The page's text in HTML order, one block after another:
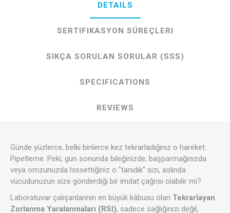
DETAILS
SERTIFIKASYON SÜREÇLERI
SIKÇA SORULAN SORULAR (SSS)
SPECIFICATIONS
REVIEWS
Günde yüzlerce, belki binlerce kez tekrarladığınız o hareket...
Pipetleme. Peki, gün sonunda bileğinizde, başparmağınızda
veya omzunuzda hissettiğiniz o "tanıdık" sızı, aslında
vücudunuzun size gönderdiği bir imdat çağrısı olabilir mi?
Laboratuvar çalışanlarının en büyük kâbusu olan Tekrarlayan
Zorlanma Yaralanmaları (RSI), sadece sağlığınızı değil,